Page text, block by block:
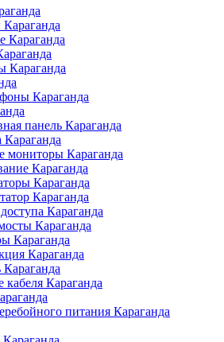
Караганда
Караганда
Караганда
панель Караганда
Караганда
мониторы Караганда
Караганда
Караганда
Караганда
Караганда
Караганда
Караганда
Караганда
Караганда
кабеля Караганда
питания Караганда